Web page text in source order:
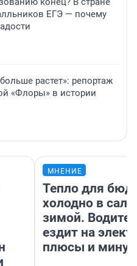
ЕГЭ — почему
растет»: репортаж
«Флоры» в истории
МНЕНИЕ
Тепло для
холодно в
зимой.
ездит на
плюсы и